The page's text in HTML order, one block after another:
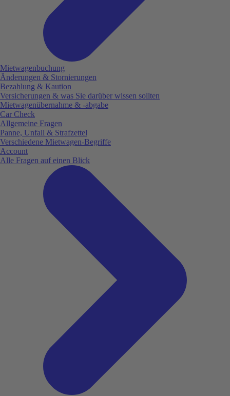
Mietwagenbuchung
Änderungen & Stornierungen
Bezahlung & Kaution
Versicherungen & was Sie darüber wissen sollten
Mietwagenübernahme & -abgabe
Car Check
Allgemeine Fragen
Panne, Unfall & Strafzettel
Verschiedene Mietwagen-Begriffe
Account
Alle Fragen auf einen Blick